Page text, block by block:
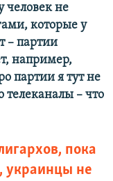
человек не
которые у
– партии
например,
партии я тут не
телеканалы – что
пока
украинцы не